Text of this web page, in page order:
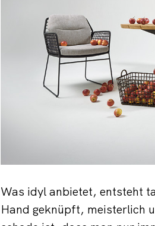
Was idyl anbietet, entsteht
Hand geknüpft, meisterlich